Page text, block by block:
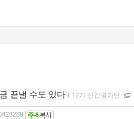
끝낼 수도 있다 ｌ 12기 신간평가단